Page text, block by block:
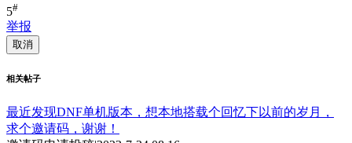
5#
举报
取消
相关帖子
最近发现DNF单机版本，想本地搭载个回忆下以前的岁月，
求个邀请码，谢谢！